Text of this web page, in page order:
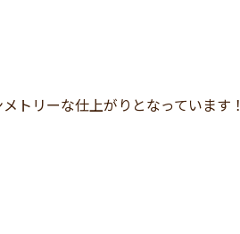
トリーな仕上がりとなっています！